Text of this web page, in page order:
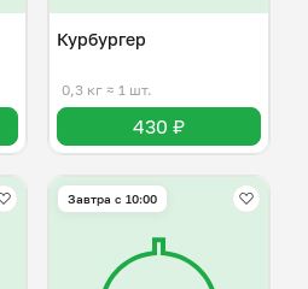
Курбургер
0,3 кг ≈ 1 шт.
430 ₽
Завтра c 10:00